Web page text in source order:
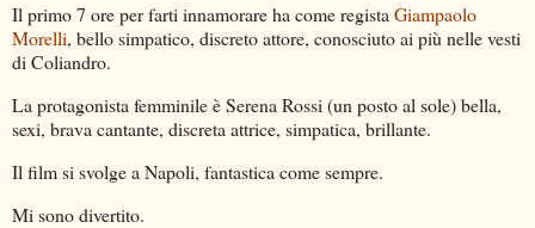
Il primo 7 ore per farti innamorare ha come registaGiampaolo
Morelli, bello simpatico, discreto attore, conosciuto ai più nelle vesti
di Coliandro.
La protagonista femminile è Serena Rossi (un posto al sole) bella,
sexi, brava cantante, discreta attrice, simpatica, brillante.
Il film si svolge a Napoli, fantastica come sempre.
Mi sono divertito.